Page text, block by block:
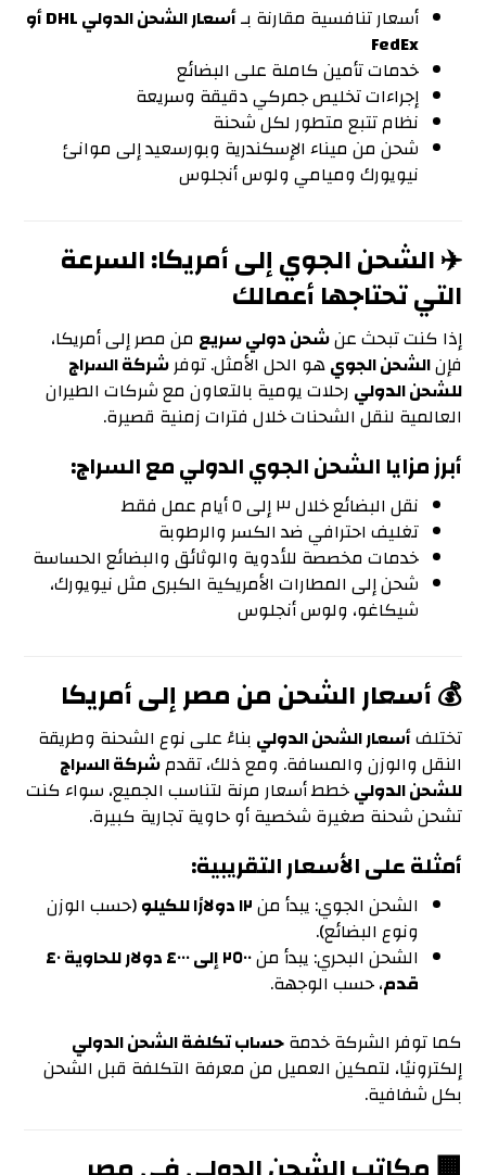
أسعار تنافسية مقارنة بـأسعار الشحن الدوليDHLأو
FedEx
خدمات تأمين كاملة على البضائع
إجراءات تخليص جمركي دقيقة وسريعة
نظام تتبع متطور لكل شحنة
شحن من ميناء الإسكندرية وبورسعيد إلى موانئ
نيويورك وميامي ولوس أنجلوس
✈️ الشحن الجوي إلى أمريكا: السرعة
التي تحتاجها أعمالك
إذا كنت تبحث عنشحن دولي سريع من مصر إلى أمريكا،
فإنالشحن الجويهو الحل الأمثل. توفرشركة السراج
للشحن الدولي رحلات يومية بالتعاون مع شركات الطيران
العالمية لنقل الشحنات خلال فترات زمنية قصيرة.
أبرز مزايا الشحن الجوي الدولي مع السراج:
نقل البضائع خلال ٣ إلى ٥ أيام عمل فقط
تغليف احترافي ضد الكسر والرطوبة
خدمات مخصصة للأدوية والوثائق والبضائع الحساسة
شحن إلى المطارات الأمريكية الكبرى مثل نيويورك،
شيكاغو، ولوس أنجلوس
💰 أسعار الشحن من مصر إلى أمريكا
تختلفأسعار الشحن الدولي بناءً على نوع الشحنة وطريقة
النقل والوزن والمسافة. ومع ذلك، تقدمشركة السراج
للشحن الدوليخطط أسعار مرنة لتناسب الجميع، سواء كنت
تشحن شحنة صغيرة شخصية أو حاوية تجارية كبيرة.
أمثلة على الأسعار التقريبية:
الشحن الجوي: يبدأ من١٢ دولارًا للكيلو
(حسب الوزن
ونوع البضائع).
الشحن البحري: يبدأ من
٢٥٠٠ إلى ٤٠٠٠ دولار للحاوية ٤٠
قدم، حسب الوجهة.
كما توفر الشركة خدمةحساب تكلفة الشحن الدولي
إلكترونيًا، لتمكين العميل من معرفة التكلفة قبل الشحن
بكل شفافية.